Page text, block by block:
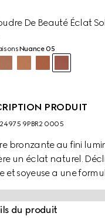
De Beauté Éclat
Nuance 05
PRODUIT
9PBR2 0005
bronzante au fini
un éclat naturel.
et soyeuse a une
pour un
parfum s’applique
bleu aqua.
du produit